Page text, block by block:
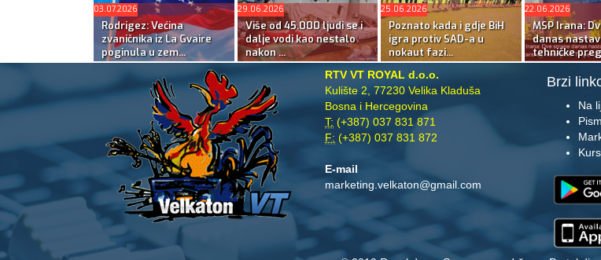
03.07.2026
Rodrigez: Većina
zvaničnika iz La Gvaire
poginula u zem...
29.06.2026
Više od 45.000 ljudi se i
dalje vodi kao nestalo
nakon ...
25.06.2026
Poznato kada i gdje BiH
igra protiv SAD-a u
nokaut fazi...
22.06.2026
MSP Irana:
danas
tehničke
RTV VT ROYAL d.o.o.
Kulište 2, 77230 Velika Kladuša
Bosna i Hercegovina
T: (+387) 037 831 871
F: (+387) 037 831 872
E-mail
marketing.velkaton@gmail.com
Brzi
Na